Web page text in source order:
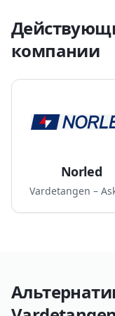
комфортабельные
компании
Norled
Vardetangen –